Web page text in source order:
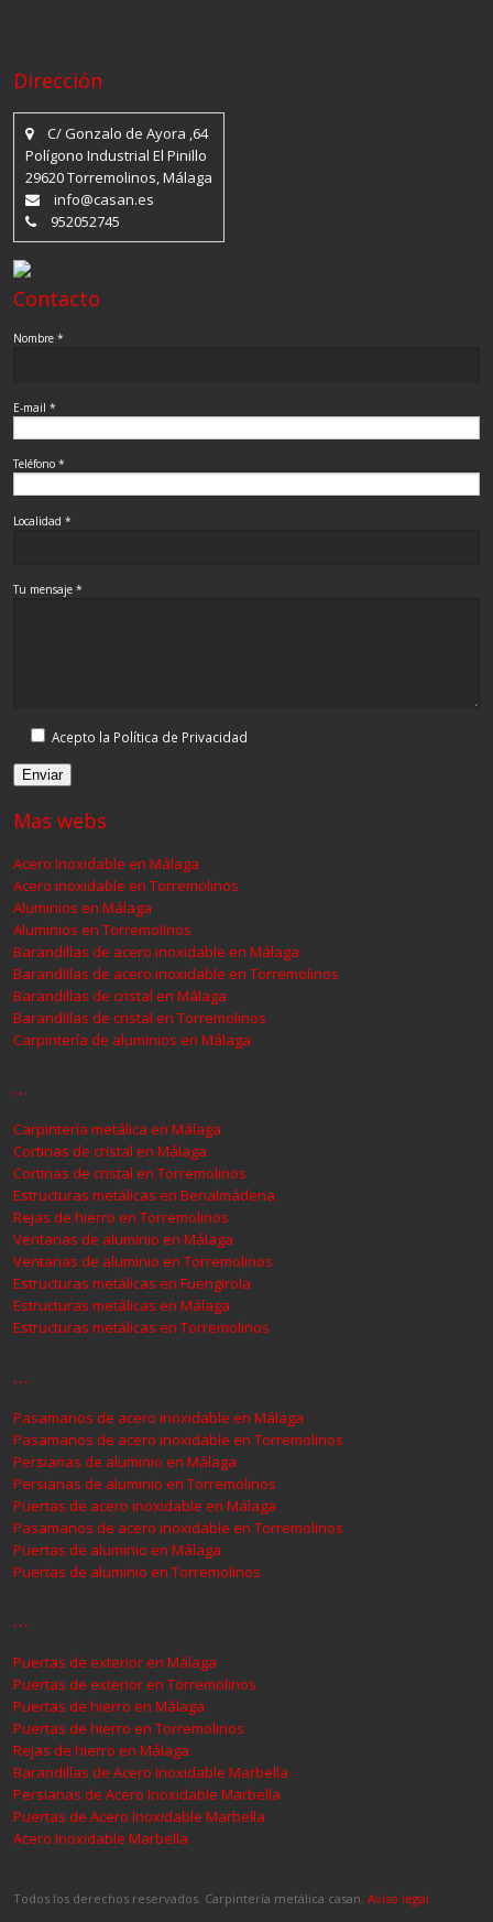
Dirección
C/ Gonzalo de Ayora ,64
Polígono Industrial El Pinillo
29620 Torremolinos, Málaga
info@casan.es
952052745
Contacto
Nombre *
E-mail *
Teléfono *
Localidad *
Tu mensaje *
Acepto la Política de Privacidad
Mas webs
Acero Inoxidable en Málaga
Acero inoxidable en Torremolinos
Aluminios en Málaga
Aluminios en Torremolinos
Barandillas de acero inoxidable en Málaga
Barandillas de acero inoxidable en Torremolinos
Barandillas de cristal en Málaga
Barandillas de cristal en Torremolinos
Carpintería de aluminios en Málaga
…
Carpintería metálica en Málaga
Cortinas de cristal en Málaga
Cortinas de cristal en Torremolinos
Estructuras metálicas en Benalmádena
Rejas de hierro en Torremolinos
Ventanas de aluminio en Málaga
Ventanas de aluminio en Torremolinos
Estructuras metálicas en Fuengirola
Estructuras metálicas en Málaga
Estructuras metálicas en Torremolinos
…
Pasamanos de acero inoxidable en Málaga
Pasamanos de acero inoxidable en Torremolinos
Persianas de aluminio en Málaga
Persianas de aluminio en Torremolinos
Puertas de acero inoxidable en Málaga
Pasamanos de acero inoxidable en Torremolinos
Puertas de aluminio en Málaga
Puertas de aluminio en Torremolinos
…
Puertas de exterior en Málaga
Puertas de exterior en Torremolinos
Puertas de hierro en Málaga
Puertas de hierro en Torremolinos
Rejas de hierro en Málaga
Barandillas de Acero Inoxidable Marbella
Persianas de Acero Inoxidable Marbella
Puertas de Acero Inoxidable Marbella
Acero Inoxidable Marbella
Todos los derechos reservados. Carpintería metálica casan.Aviso legal